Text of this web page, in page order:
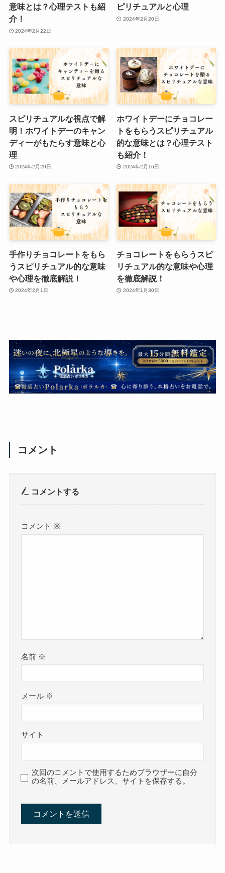
意味とは？心理テストも紹
介！
2024年2月22日
ピリチュアルと心理
2024年2月20日
スピリチュアルな視点で解
明！ホワイトデーのキャン
ディーがもたらす意味と心
理
2024年2月20日
ホワイトデーにチョコレー
トをもらうスピリチュアル
的な意味とは？心理テスト
も紹介！
2024年2月16日
手作りチョコレートをもら
うスピリチュアル的な意味
や心理を徹底解説！
2024年2月1日
チョコレートをもらうスピ
リチュアル的な意味や心理
を徹底解説！
2024年1月30日
コメント
コメントする
コメント ※
名前 ※
メール ※
サイト
次回のコメントで使用するためブラウザーに自分
の名前、メールアドレス、サイトを保存する。